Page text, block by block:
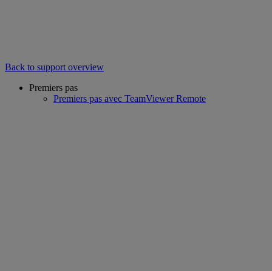
Back to support overview
Premiers pas
Premiers pas avec TeamViewer Remote